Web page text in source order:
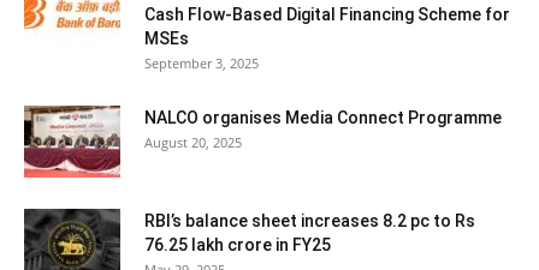
Cash Flow-Based Digital Financing Scheme for
MSEs
September 3, 2025
NALCO organises Media Connect Programme
August 20, 2025
RBI’s balance sheet increases 8.2 pc to Rs
76.25 lakh crore in FY25